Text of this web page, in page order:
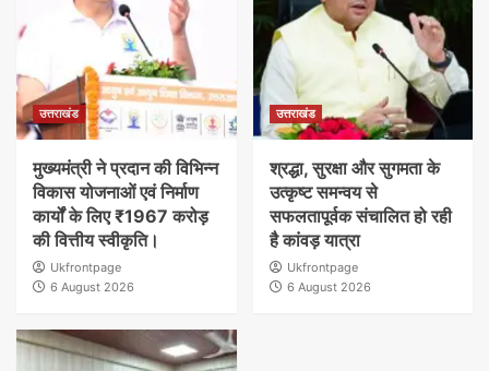
उत्तराखंड
मुख्यमंत्री ने प्रदान की विभिन्न
विकास योजनाओं एवं निर्माण
कार्यों के लिए ₹1967 करोड़
की वित्तीय स्वीकृति।
Ukfrontpage
6 August 2026
उत्तराखंड
श्रद्धा, सुरक्षा और सुगमता के
उत्कृष्ट समन्वय से
सफलतापूर्वक संचालित हो रही
है कांवड़ यात्रा
Ukfrontpage
6 August 2026